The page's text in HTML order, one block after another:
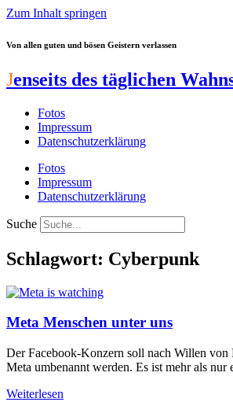
Zum Inhalt springen
Von allen guten und bösen Geistern verlassen
Jenseits des täglichen
Fotos
Impressum
Datenschutzerklärung
Fotos
Impressum
Datenschutzerklärung
Suche
Schlagwort: Cyberpunk
Meta Menschen unter uns
Der Facebook-Konzern soll nach Willen
Meta umbenannt werden. Es ist mehr als nur
Weiterlesen